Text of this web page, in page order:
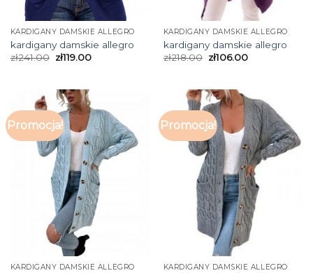
KARDIGANY DAMSKIE ALLEGRO
kardigany damskie allegro
zł241.00 zł119.00
KARDIGANY DAMSKIE ALLEGRO
kardigany damskie allegro
zł218.00 zł106.00
Promocja!
KARDIGANY DAMSKIE ALLEGRO
Promocja!
KARDIGANY DAMSKIE ALLEGRO